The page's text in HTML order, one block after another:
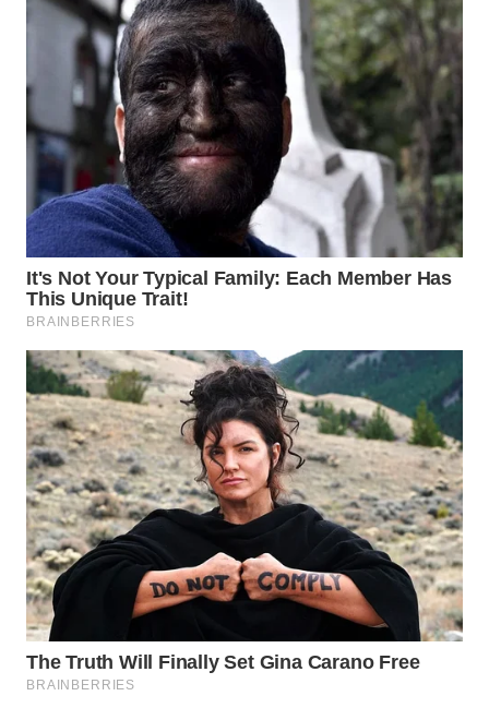
WN
BEKASI
WN
BOGOR
WN
DEPOK
WN
TAPANULI
UTARA
WN
SAMOSIR
WN
PADANG
LAWAS
WN
SUMEDANG
CIANJUR